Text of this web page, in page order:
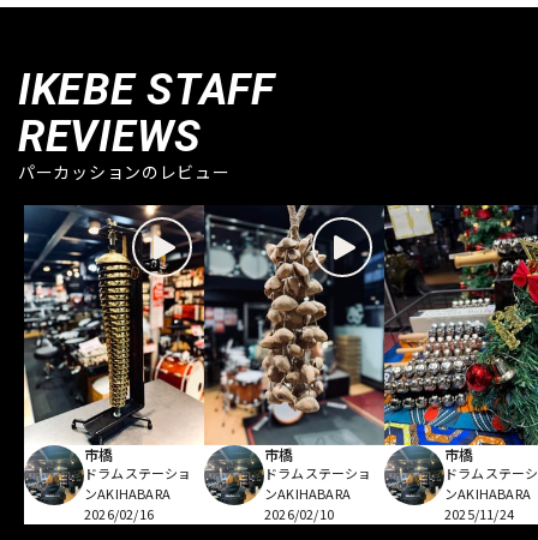
IKEBE STAFF
REVIEWS
パーカッションのレビュー
市橋
ドラムステーショ
ンAKIHABARA
2026/02/16
市橋
ドラムステーショ
ンAKIHABARA
2026/02/10
市橋
ドラムステー
ンAKIHABARA
2025/11/24